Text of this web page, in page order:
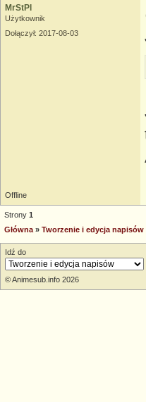
MrStPl
Użytkownik
Dołączył: 2017-08-03
Offline
Strony 1
Główna » Tworzenie i edycja napisów
Idź do
© Animesub.info 2026